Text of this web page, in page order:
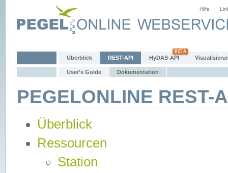
Hilfe
Überblick REST-API HyDAS-API
User's Guide Dokumentation
PEGELONLINE
Überblick
Ressourcen
Station